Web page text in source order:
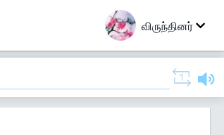
விருந்தினர்